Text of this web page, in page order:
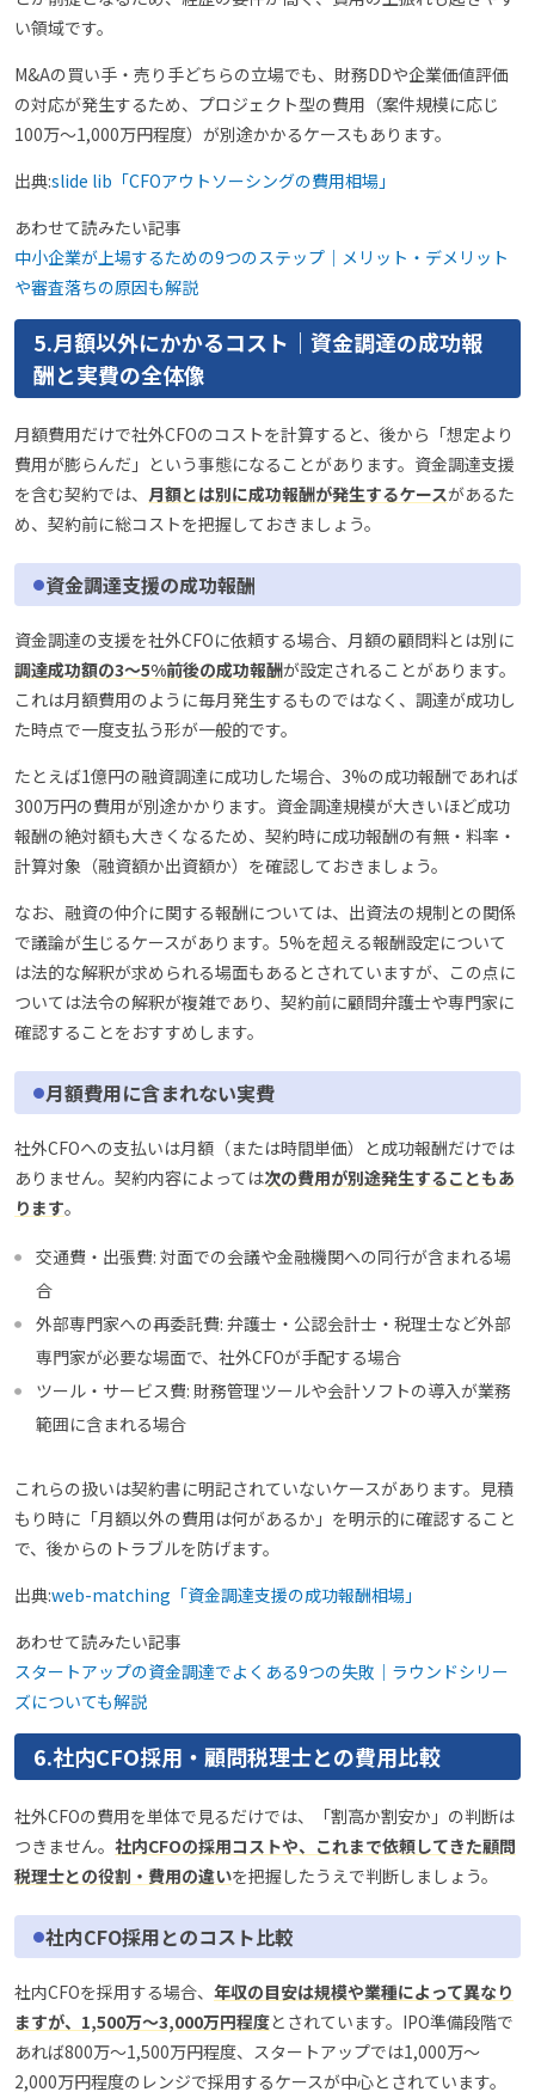
い領域です。
M&Aの買い手・売り手どちらの立場でも、財務DDや企業価値評価
の対応が発生するため、プロジェクト型の費用（案件規模に応じ
100万〜1,000万円程度）が別途かかるケースもあります。
出典:slide lib「CFOアウトソーシングの費用相場」
あわせて読みたい記事
中小企業が上場するための9つのステップ｜メリット・デメリット
や審査落ちの原因も解説
5.月額以外にかかるコスト｜資金調達の成功報
酬と実費の全体像
月額費用だけで社外CFOのコストを計算すると、後から「想定より
費用が膨らんだ」という事態になることがあります。資金調達支援
を含む契約では、 月額とは別に成功報酬が発生するケースがあるた
め、契約前に総コストを把握しておきましょう。
資金調達支援の成功報酬
資金調達の支援を社外CFOに依頼する場合、月額の顧問料とは別に
調達成功額の3〜5%前後の成功報酬が設定されることがあります。
これは月額費用のように毎月発生するものではなく、調達が成功し
た時点で一度支払う形が一般的です。
たとえば1億円の融資調達に成功した場合、3%の成功報酬であれば
300万円の費用が別途かかります。資金調達規模が大きいほど成功
報酬の絶対額も大きくなるため、契約時に成功報酬の有無・料率・
計算対象（融資額か出資額か）を確認しておきましょう。
なお、融資の仲介に関する報酬については、出資法の規制との関係
で議論が生じるケースがあります。5%を超える報酬設定について
は法的な解釈が求められる場面もあるとされていますが、この点に
ついては法令の解釈が複雑であり、契約前に顧問弁護士や専門家に
確認することをおすすめします。
月額費用に含まれない実費
社外CFOへの支払いは月額（または時間単価）と成功報酬だけでは
ありません。契約内容によっては次の費用が別途発生することもあ
ります。
交通費・出張費: 対面での会議や金融機関への同行が含まれる場
合
外部専門家への再委託費: 弁護士・公認会計士・税理士など外部
専門家が必要な場面で、社外CFOが手配する場合
ツール・サービス費: 財務管理ツールや会計ソフトの導入が業務
範囲に含まれる場合
これらの扱いは契約書に明記されていないケースがあります。見積
もり時に「月額以外の費用は何があるか」を明示的に確認すること
で、後からのトラブルを防げます。
出典:web-matching「資金調達支援の成功報酬相場」
あわせて読みたい記事
スタートアップの資金調達でよくある9つの失敗｜ラウンドシリー
ズについても解説
6.社内CFO採用・顧問税理士との費用比較
社外CFOの費用を単体で見るだけでは、「割高か割安か」の判断は
つきません。 社内CFOの採用コストや、これまで依頼してきた顧問
税理士との役割・費用の違いを把握したうえで判断しましょう。
社内CFO採用とのコスト比較
社内CFOを採用する場合、 年収の目安は規模や業種によって異なり
ますが、1,500万〜3,000万円程度とされています。IPO準備段階で
あれば800万〜1,500万円程度、スタートアップでは1,000万〜
2,000万円程度のレンジで採用するケースが中心とされています。